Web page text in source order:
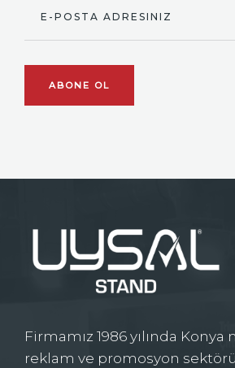
E-POSTA ADRESINIZ
ABONE OL
Firmamız 1986 yılında
reklam ve promosyon